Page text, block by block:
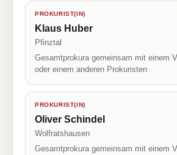
PROKURIST(IN)
Klaus Huber
Pfinztal
Gesamtprokura gemeinsam mit einem
oder einem anderen Prokuristen
PROKURIST(IN)
Oliver Schindel
Wolfratshausen
Gesamtprokura gemeinsam mit einem